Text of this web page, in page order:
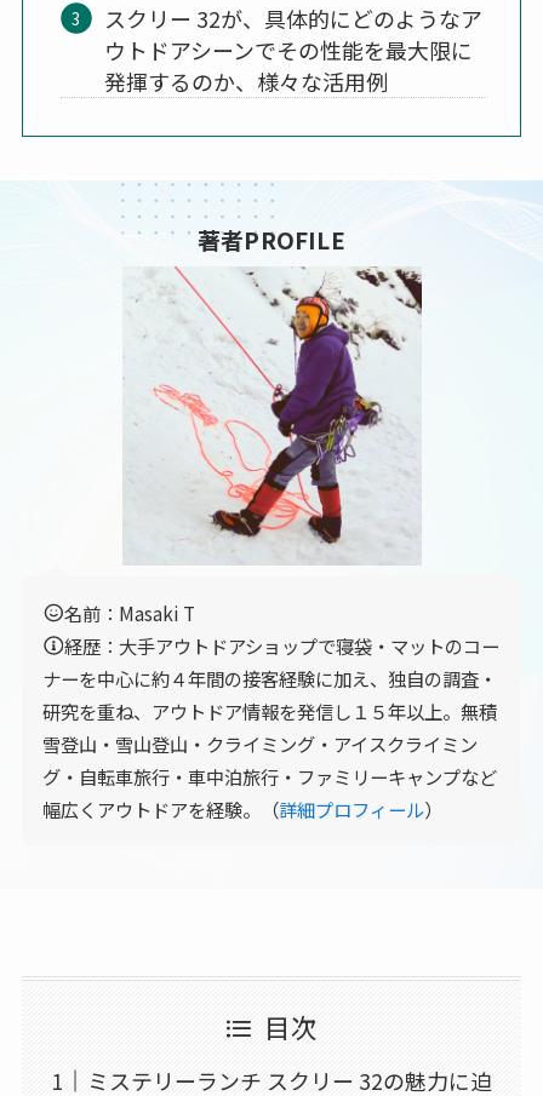
スクリー 32が、具体的にどのようなア
ウトドアシーンでその性能を最大限に
発揮するのか、様々な活用例
著者PROFILE
名前：Masaki T
経歴：大手アウトドアショップで寝袋・マットのコー
ナーを中心に約４年間の接客経験に加え、独自の調査・
研究を重ね、アウトドア情報を発信し１５年以上。無積
雪登山・雪山登山・クライミング・アイスクライミン
グ・自転車旅行・車中泊旅行・ファミリーキャンプなど
幅広くアウトドアを経験。（詳細プロフィール）
目次
ミステリーランチ スクリー 32の魅力に迫